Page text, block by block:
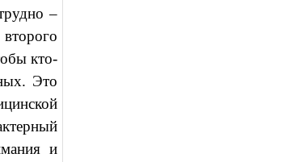
–
кто-
Это
и